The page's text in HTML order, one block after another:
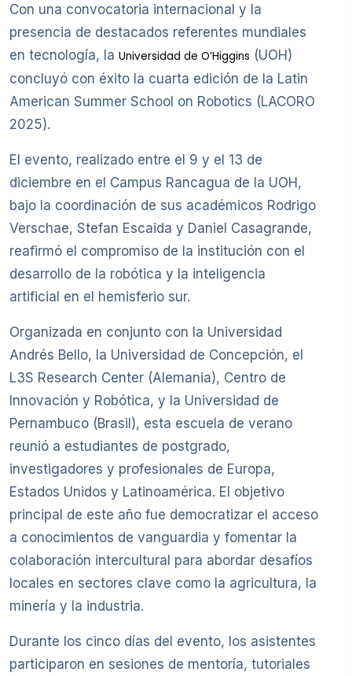
Con una convocatoria internacional y la
presencia de destacados referentes mundiales
en tecnología, la Universidad de O’Higgins (UOH)
concluyó con éxito la cuarta edición de la Latin
American Summer School on Robotics (LACORO
2025).
El evento, realizado entre el 9 y el 13 de
diciembre en el Campus Rancagua de la UOH,
bajo la coordinación de sus académicos Rodrigo
Verschae, Stefan Escaida y Daniel Casagrande,
reafirmó el compromiso de la institución con el
desarrollo de la robótica y la inteligencia
artificial en el hemisferio sur.
Organizada en conjunto con la Universidad
Andrés Bello, la Universidad de Concepción, el
L3S Research Center (Alemania), Centro de
Innovación y Robótica, y la Universidad de
Pernambuco (Brasil), esta escuela de verano
reunió a estudiantes de postgrado,
investigadores y profesionales de Europa,
Estados Unidos y Latinoamérica. El objetivo
principal de este año fue democratizar el acceso
a conocimientos de vanguardia y fomentar la
colaboración intercultural para abordar desafíos
locales en sectores clave como la agricultura, la
minería y la industria.
Durante los cinco días del evento, los asistentes
participaron en sesiones de mentoría, tutoriales